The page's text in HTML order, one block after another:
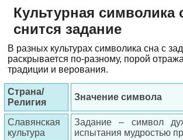
Культурная символика
снится задание
В разных культурах символика сна с
раскрывается по-разному, порой
традиции и верования.
Страна/
Религия
Значение символа
Славянская
культура
Задание – символ
испытания мудростью